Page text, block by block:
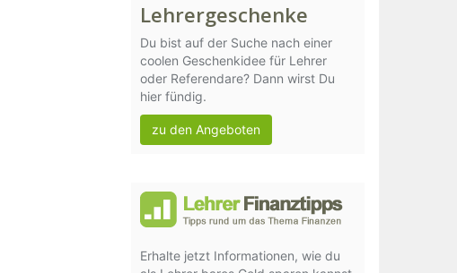
Lehrergeschenke
Du bist auf der Suche nach einer
coolen Geschenkidee für Lehrer
oder Referendare? Dann wirst Du
hier fündig.
zu den Angeboten
Erhalte jetzt Informationen, wie du